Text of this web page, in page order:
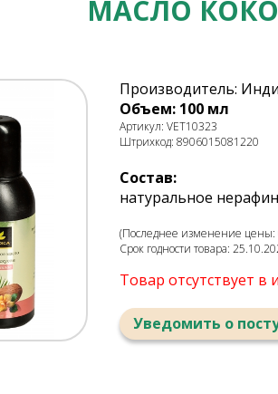
МАСЛО
Производитель:
Объем: 100 мл
Артикул: VET10323
Штрихкод: 8906015081220
Состав:
натуральное
(Последнее изменение цены:
Срок годности товара:
Товар отсутствует в
Уведомить о